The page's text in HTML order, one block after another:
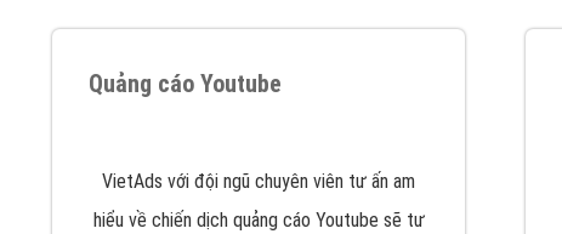
Quảng cáo Youtube
VietAds với đội ngũ chuyên viên tư ấn am
hiểu về chiến dịch quảng cáo Youtube sẽ tư